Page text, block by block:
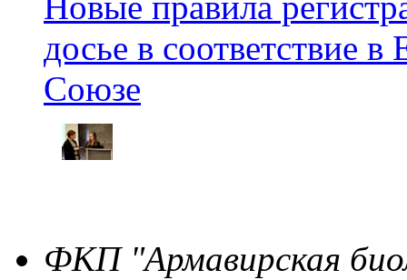
досье в соответствие
Союзе
ФКП "Армавирская